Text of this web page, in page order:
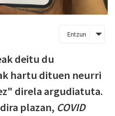
Entzun
deitu du
hartu dituen neurri
direla argudiatuta.
plazan, COVID